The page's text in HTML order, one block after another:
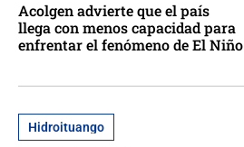
Acolgen advierte que el país
llega con menos capacidad para
enfrentar el fenómeno de El Niño
Hidroituango